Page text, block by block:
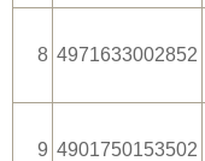
8 4971633002852
9 4901750153502